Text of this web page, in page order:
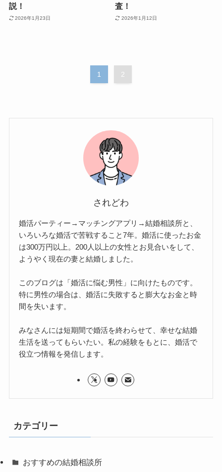
説！
2026年1月23日
査！
2026年1月12日
1 2
されどわ
婚活パーティー→マッチングアプリ→結婚相談所と、
いろいろな婚活で苦戦すること7年。婚活に使ったお金
は300万円以上。200人以上の女性とお見合いをして、
ようやく現在の妻と結婚しました。
このブログは「婚活に悩む男性」に向けたものです。
特に男性の場合は、婚活に失敗すると膨大なお金と時
間を失います。
みなさんには短期間で婚活を終わらせて、幸せな結婚
生活を送ってもらいたい。私の経験をもとに、婚活で
役立つ情報を発信します。
カテゴリー
おすすめの結婚相談所